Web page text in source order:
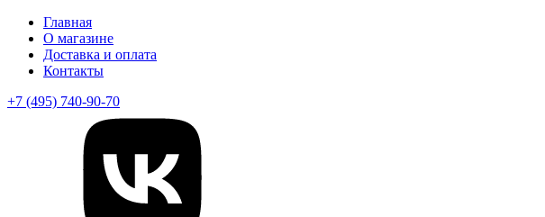
Главная
О магазине
Доставка и оплата
Контакты
+7 (495) 740-90-70